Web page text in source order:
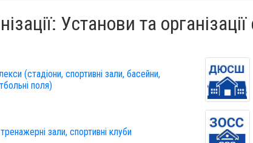
Установи та
(стадіони, спортивні зали, басейни,
поля)
зали, спортивні клуби